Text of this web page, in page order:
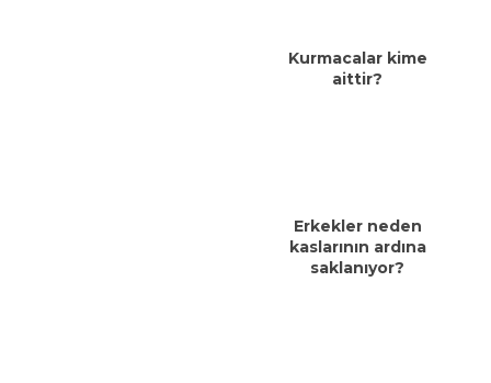
Kurmacalar kime
aittir?
Erkekler neden
kaslarının ardına
saklanıyor?